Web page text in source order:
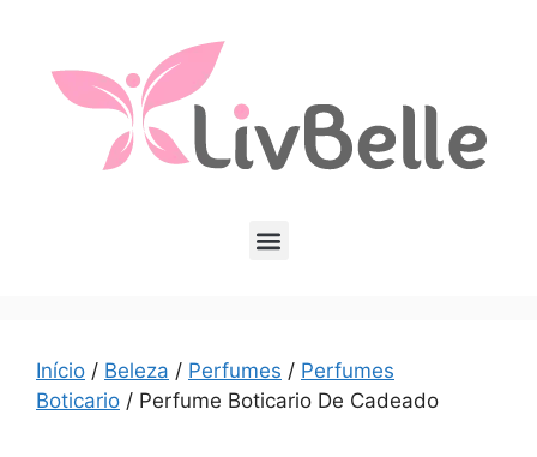
Início / Beleza / Perfumes / Perfumes
Boticario / Perfume Boticario De Cadeado